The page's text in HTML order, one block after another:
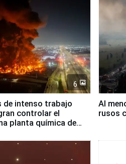
6
de intenso trabajo
controlar el
planta química de
Al
rusos